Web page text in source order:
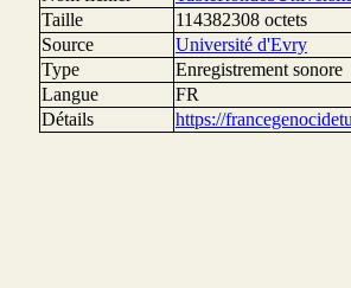
Taille
114382308 octets
Source
Université d'Evry
Type
Enregistrement sonore
Langue
FR
Détails
https://